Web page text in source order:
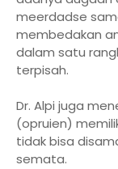
meerdadse
membedakan
dalam satu
terpisah.
Dr. Alpi juga
(opruien)
tidak bisa
semata.